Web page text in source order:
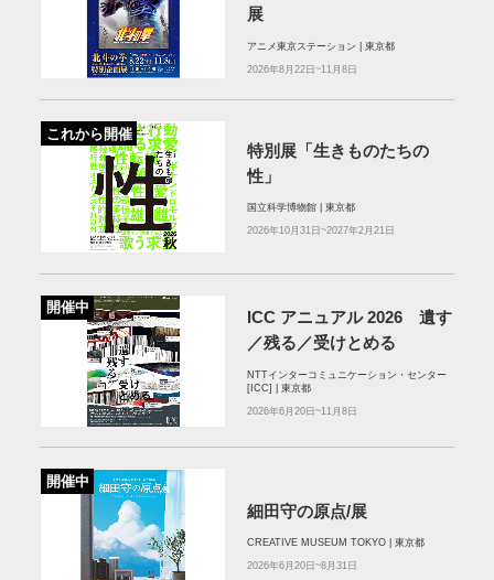
展
アニメ東京ステーション | 東京都
2026年8月22日~11月8日
これから開催
特別展「生きものたちの
性」
国立科学博物館 | 東京都
2026年10月31日~2027年2月21日
開催中
ICC アニュアル 2026 遺す
／残る／受けとめる
NTTインターコミュニケーション・センター
[ICC] | 東京都
2026年6月20日~11月8日
開催中
細田守の原点/展
CREATIVE MUSEUM TOKYO | 東京都
2026年6月20日~8月31日